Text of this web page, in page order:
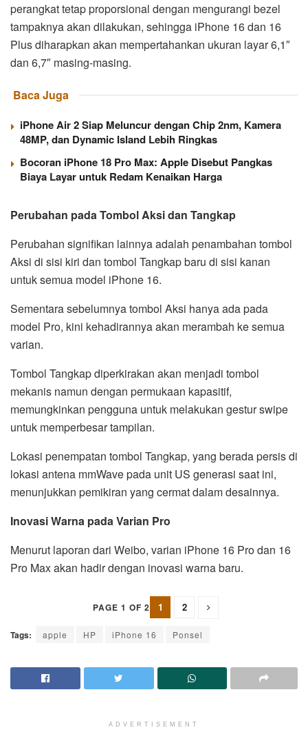
perangkat tetap proporsional dengan mengurangi bezel
tampaknya akan dilakukan, sehingga iPhone 16 dan 16
Plus diharapkan akan mempertahankan ukuran layar 6,1″
dan 6,7″ masing-masing.
Baca Juga
iPhone Air 2 Siap Meluncur dengan Chip 2nm, Kamera
48MP, dan Dynamic Island Lebih Ringkas
Bocoran iPhone 18 Pro Max: Apple Disebut Pangkas
Biaya Layar untuk Redam Kenaikan Harga
Perubahan pada Tombol Aksi dan Tangkap
Perubahan signifikan lainnya adalah penambahan tombol
Aksi di sisi kiri dan tombol Tangkap baru di sisi kanan
untuk semua model iPhone 16.
Sementara sebelumnya tombol Aksi hanya ada pada
model Pro, kini kehadirannya akan merambah ke semua
varian.
Tombol Tangkap diperkirakan akan menjadi tombol
mekanis namun dengan permukaan kapasitif,
memungkinkan pengguna untuk melakukan gestur swipe
untuk memperbesar tampilan.
Lokasi penempatan tombol Tangkap, yang berada persis di
lokasi antena mmWave pada unit US generasi saat ini,
menunjukkan pemikiran yang cermat dalam desainnya.
Inovasi Warna pada Varian Pro
Menurut laporan dari Weibo, varian iPhone 16 Pro dan 16
Pro Max akan hadir dengan inovasi warna baru.
PAGE 1 OF 2 1 2
Tags: apple HP iPhone 16 Ponsel
ADVERTISEMENT